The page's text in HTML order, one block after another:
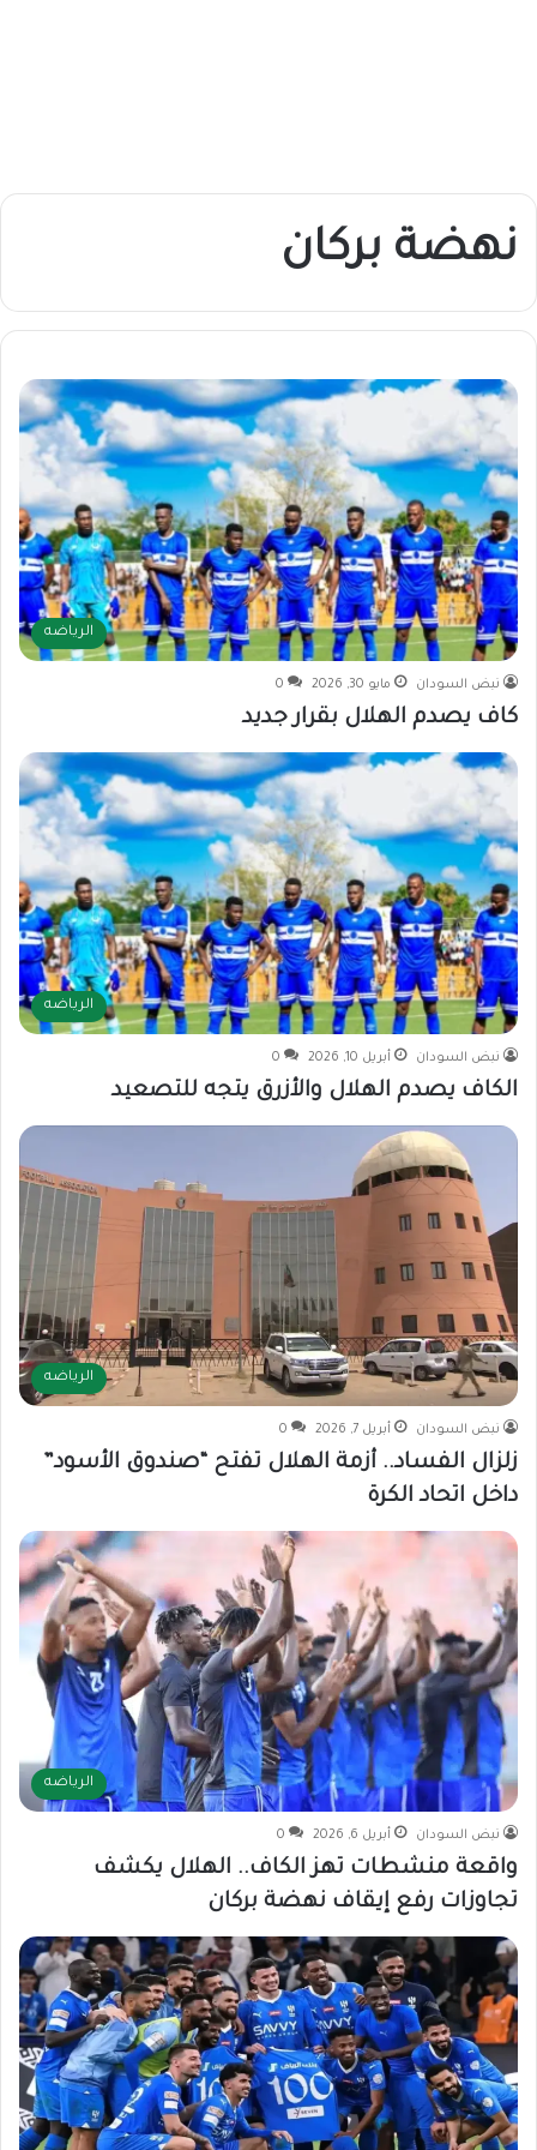
نهضة بركان
الرياضه
نبض السودان مايو 30, 2026 0
كاف يصدم الهلال بقرار جديد
الرياضه
نبض السودان أبريل 10, 2026 0
الكاف يصدم الهلال والأزرق يتجه للتصعيد
الرياضه
نبض السودان أبريل 7, 2026 0
زلزال الفساد.. أزمة الهلال تفتح “صندوق الأسود”
داخل اتحاد الكرة
الرياضه
نبض السودان أبريل 6, 2026 0
واقعة منشطات تهز الكاف.. الهلال يكشف
تجاوزات رفع إيقاف نهضة بركان